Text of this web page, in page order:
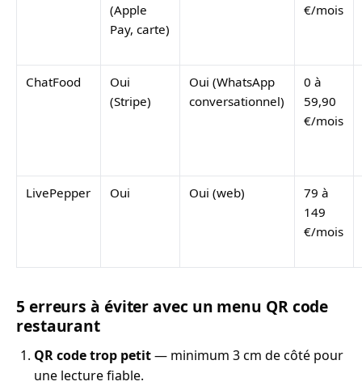
(Apple
Pay, carte)
€/mois
ChatFood
Oui
(Stripe)
Oui (WhatsApp
conversationnel)
0 à
59,90
€/mois
LivePepper Oui Oui (web)
79 à
149
€/mois
5 erreurs à éviter avec un menu QR code
restaurant
QR code trop petit— minimum 3 cm de côté pour
une lecture fiable.